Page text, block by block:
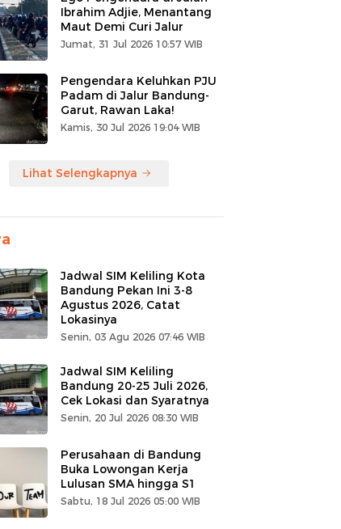
Ibrahim Adjie, Menantang
Maut Demi Curi Jalur
Jumat, 31 Jul 2026 10:57 WIB
Pengendara Keluhkan PJU
Padam di Jalur Bandung-
Garut, Rawan Laka!
Kamis, 30 Jul 2026 19:04 WIB
Lihat Selengkapnya
Jadwal SIM Keliling Kota
Bandung Pekan Ini 3-8
Agustus 2026, Catat
Lokasinya
Senin, 03 Agu 2026 07:46 WIB
Jadwal SIM Keliling
Bandung 20-25 Juli 2026,
Cek Lokasi dan Syaratnya
Senin, 20 Jul 2026 08:30 WIB
Perusahaan di Bandung
Buka Lowongan Kerja
Lulusan SMA hingga S1
Sabtu, 18 Jul 2026 05:00 WIB